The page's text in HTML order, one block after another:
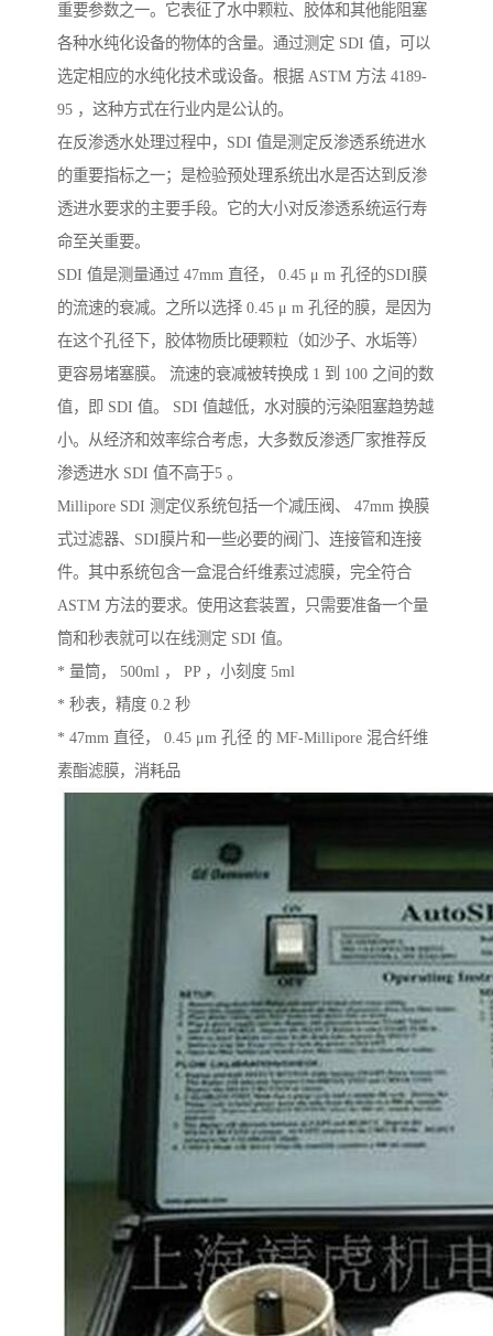
重要参数之一。它表征了水中颗粒、胶体和其他能阻塞
各种水纯化设备的物体的含量。通过测定 SDI 值，可以
选定相应的水纯化技术或设备。根据 ASTM 方法 4189-
95 ，这种方式在行业内是公认的。
在反渗透水处理过程中，SDI 值是测定反渗透系统进水
的重要指标之一；是检验预处理系统出水是否达到反渗
透进水要求的主要手段。它的大小对反渗透系统运行寿
命至关重要。
SDI 值是测量通过 47mm 直径， 0.45 μ m 孔径的SDI膜
的流速的衰减。之所以选择 0.45 μ m 孔径的膜，是因为
在这个孔径下，胶体物质比硬颗粒（如沙子、水垢等）
更容易堵塞膜。 流速的衰减被转换成 1 到 100 之间的数
值，即 SDI 值。 SDI 值越低，水对膜的污染阻塞趋势越
小。从经济和效率综合考虑，大多数反渗透厂家推荐反
渗透进水 SDI 值不高于5 。
Millipore SDI 测定仪系统包括一个减压阀、 47mm 换膜
式过滤器、SDI膜片和一些必要的阀门、连接管和连接
件。其中系统包含一盒混合纤维素过滤膜，完全符合
ASTM 方法的要求。使用这套装置，只需要准备一个量
筒和秒表就可以在线测定 SDI 值。
* 量筒， 500ml ， PP ，小刻度 5ml
* 秒表，精度 0.2 秒
* 47mm 直径， 0.45 μm 孔径 的 MF-Millipore 混合纤维
素酯滤膜，消耗品